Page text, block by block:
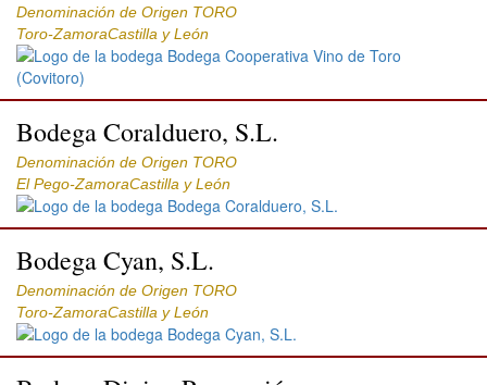
Denominación de Origen TORO
Toro-ZamoraCastilla y León
Bodega Coralduero, S.L.
Denominación de Origen TORO
El Pego-ZamoraCastilla y León
Bodega Cyan, S.L.
Denominación de Origen TORO
Toro-ZamoraCastilla y León